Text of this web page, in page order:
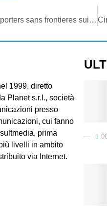
Italia: inchiesta realizzata da Reporters sans frontieres sui casi più emblematici e preoccupanti nell’Unione Europea
1999, diretto
Planet s.r.l., società
presso
cui fanno
prima
livelli in ambito
via Internet.